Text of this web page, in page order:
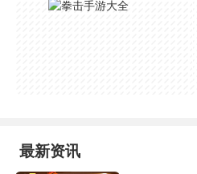
最新资讯